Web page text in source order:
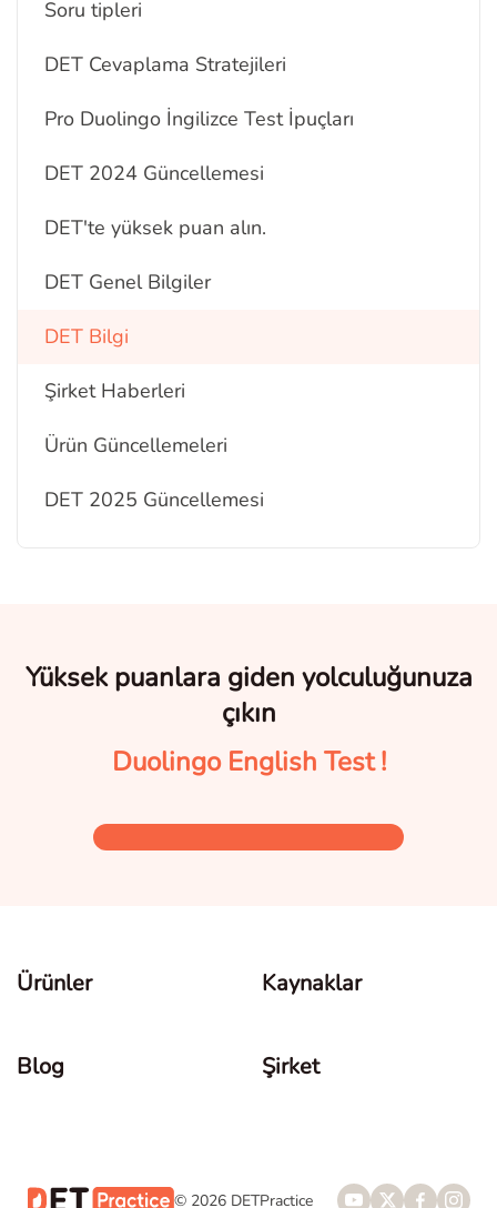
Soru tipleri
DET Cevaplama Stratejileri
Pro Duolingo İngilizce Test İpuçları
DET 2024 Güncellemesi
DET'te yüksek puan alın.
DET Genel Bilgiler
DET Bilgi
Şirket Haberleri
Ürün Güncellemeleri
DET 2025 Güncellemesi
Yüksek puanlara giden yolculuğunuza
çıkın
Duolingo English Test !
Ürünler Kaynaklar
Blog Şirket
© 2026 DETPractice